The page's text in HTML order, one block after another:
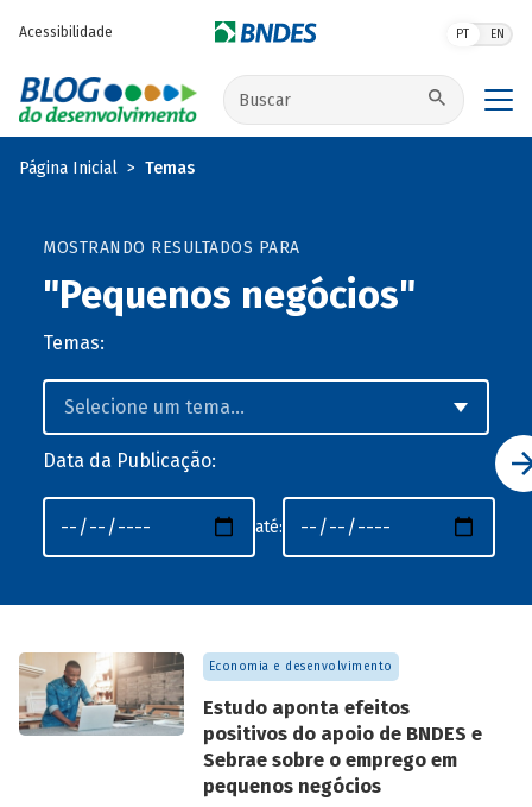
Acessibilidade PT EN
Buscar no site
Página Inicial Temas
MOSTRANDO RESULTADOS PARA
"Pequenos negócios"
Temas:
Data da Publicação:
até:
Economia e desenvolvimento
Estudo aponta efeitos
positivos do apoio de BNDES e
Sebrae sobre o emprego em
pequenos negócios